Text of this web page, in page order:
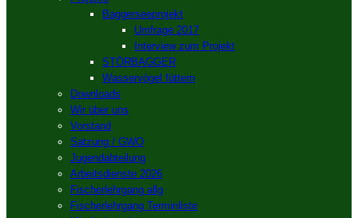
Baggerseeprojekt
Umfrage 2017
Interview zum Projekt
STÖRBAGGER
Wasservögel füttern
Downloads
Wir über uns
Vorstand
Satzung / GWO
Jugendabteilung
Arbeitsdienste 2026
Fischerlehrgang allg
Fischerlehrgang Terminliste